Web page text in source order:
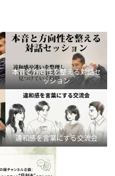
本音と方向性を整える対話セ
ッション
違和感を言葉にする交流会